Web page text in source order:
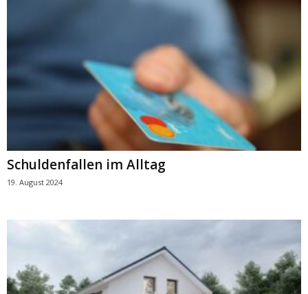
Schuldenfallen im Alltag
19. August 2024